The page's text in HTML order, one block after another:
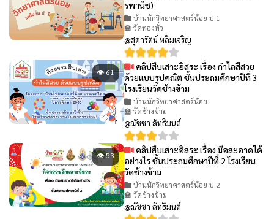
รพานิช)
บ้านนักวิทยาศาสตร์น้อย ป.1
🏫 วัดทองทั่ว
@สุดารัตน์ หลิมเจริญ
👁 61
คลิปสืบเสาะอิสระ เรื่อง กำไลสีสวย
ด้วยแบบรูปคณิต ชั้นประถมศึกษาปีที่ 3
โรงเรียนวัดช้างข้าม
บ้านนักวิทยาศาสตร์น้อย
🏫 วัดช้างข้าม
@ณัชชา ลัทธิมนต์
👁 53
คลิปสืบเสาะอิสระ เรื่อง มือสะอาดได้
อย่างไร ชั้นประถมศึกษาปีที่ 2 โรงเรียน
วัดช้างข้าม
บ้านนักวิทยาศาสตร์น้อย ป.2
🏫 วัดช้างข้าม
@ณัชชา ลัทธิมนต์